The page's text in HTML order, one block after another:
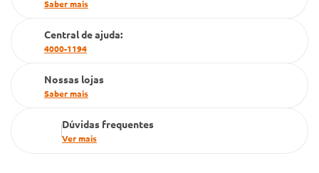
Televendas
Saber mais
Central de ajuda:
4000-1194
Nossas lojas
Saber mais
Dúvidas frequentes
Ver mais